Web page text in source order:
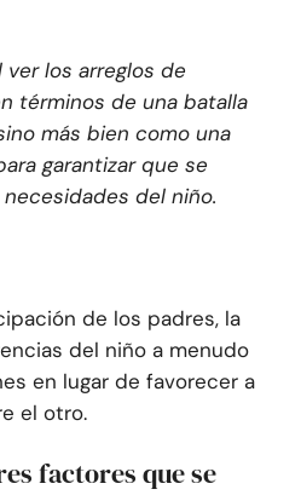
los arreglos de
términos de una batalla
más bien como una
garantizar que se
del niño.
de los padres, la
del niño a menudo
en lugar de favorecer a
el otro.
factores que se